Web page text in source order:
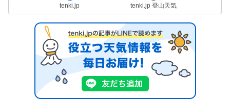
tenki.jp tenki.jp 登山天気